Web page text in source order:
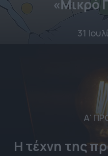
«Μικρό
31
Α'
Η τέχνη της